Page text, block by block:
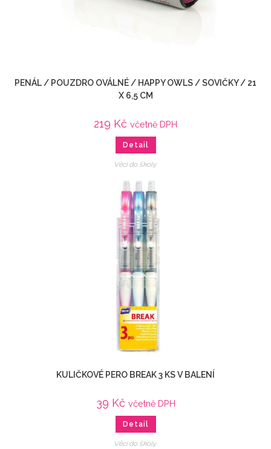
PENÁL / POUZDRO OVÁLNÉ / HAPPY OWLS / SOVIČKY / 21
X 6,5 CM
219 Kč včetně DPH
Detail
Věci do školy
KULIČKOVÉ PERO BREAK 3 KS V BALENÍ
39 Kč včetně DPH
Detail
Věci do školy